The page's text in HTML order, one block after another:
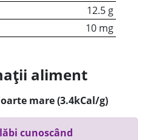
12.5 g
10 mg
aliment
mare (3.4kCal/g)
cunoscând